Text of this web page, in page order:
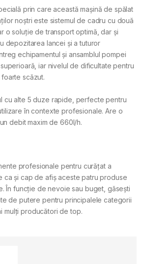
prin care această mașină de spălat
noștri este sistemul de cadru cu două
o soluție de transport optimă, dar și
depozitarea lancei și a tuturor
echipamentul și ansamblul pompei
iar nivelul de dificultate pentru
scăzut.
cu alte 5 duze rapide, perfecte pentru
în contexte profesionale. Are o
debit maxim de 660l/h.
profesionale pentru curățat a
ca și cap de afiș aceste patru produse
În funcție de nevoie sau buget, găsești
de putere pentru principalele categorii
mulți producători de top.